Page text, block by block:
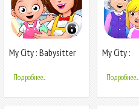
My City : Babysitter
Подробнее...
My City :
Подробнее...